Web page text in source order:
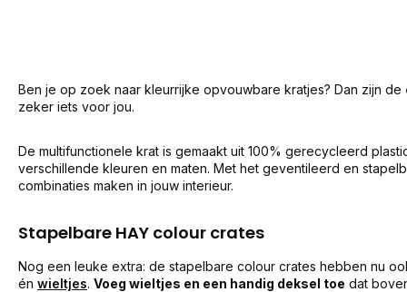
Ben je op zoek naar kleurrijke opvouwbare kratjes? Dan zijn de
zeker iets voor jou.
De multifunctionele krat is gemaakt uit 100% gerecycleerd
verschillende kleuren en maten. Met het geventileerd en
combinaties maken in jouw interieur.
Stapelbare HAY colour crates
Nog een leuke extra: de stapelbare colour crates hebben nu
én wieltjes. Voeg wieltjes en een handig deksel toe dat